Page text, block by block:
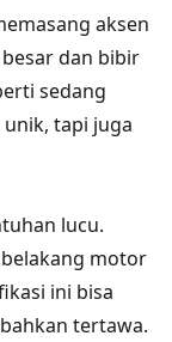
aksen
dan bibir
sedang
tapi juga
lucu.
motor
ini bisa
tertawa.